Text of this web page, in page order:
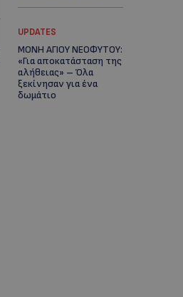
UPDATES
ΜΟΝΗ ΑΓΙΟΥ ΝΕΟΦΥΤΟΥ:
«Για αποκατάσταση της
αλήθειας» – Όλα
ξεκίνησαν για ένα
δωμάτιο